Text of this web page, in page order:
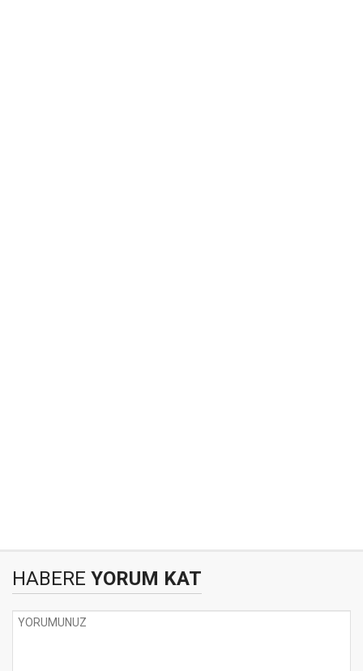
HABERE YORUM KAT